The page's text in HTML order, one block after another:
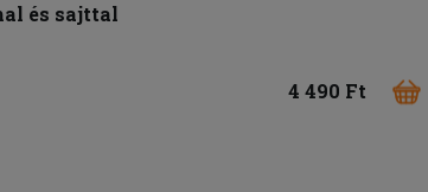
és sajttal
4 490 Ft